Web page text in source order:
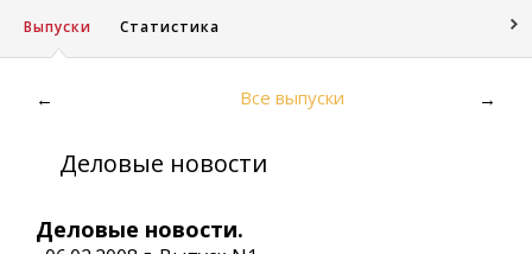
Выпуски Статистика
← Все выпуски →
Деловые новости
Деловые новости.